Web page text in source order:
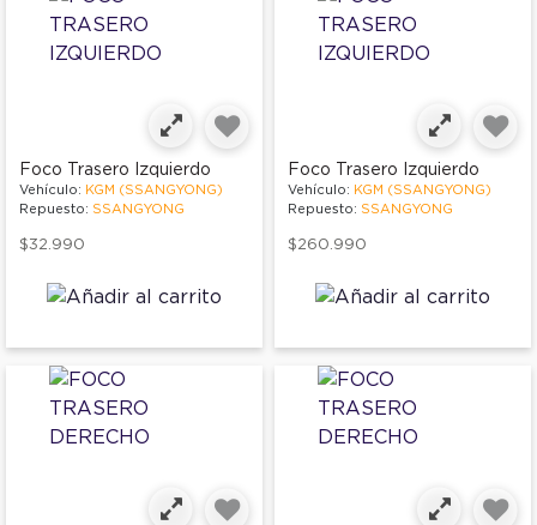
Foco Trasero Izquierdo
Vehículo: KGM (SSANGYONG)
Repuesto: SSANGYONG
$32.990
Foco Trasero Izquierdo
Vehículo: KGM (SSANGYONG)
Repuesto: SSANGYONG
$260.990